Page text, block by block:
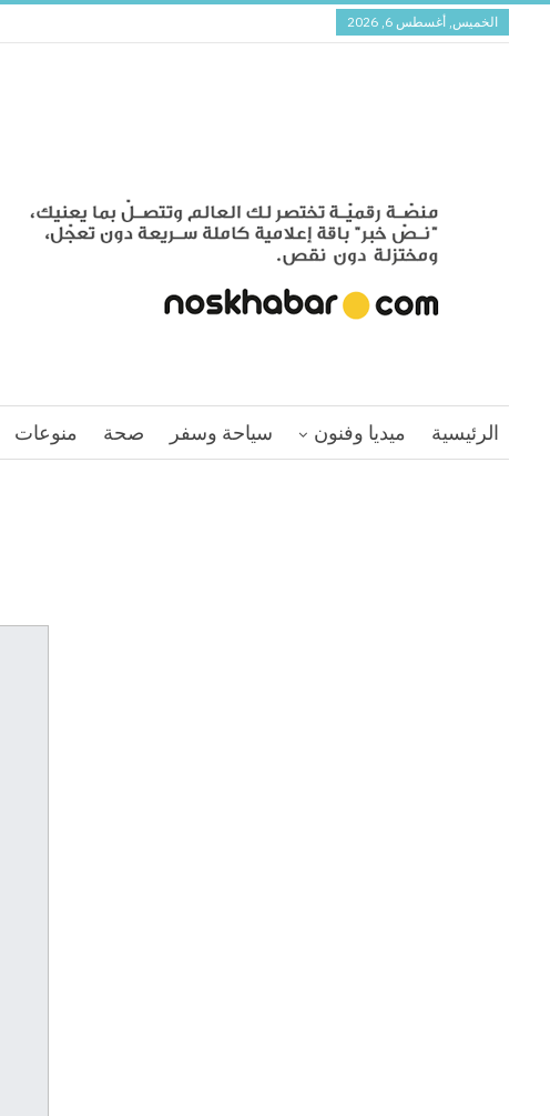
الخميس, أغسطس 6, 2026
الرئيسية ميديا وفنون سياحة وسفر صحة منوعات